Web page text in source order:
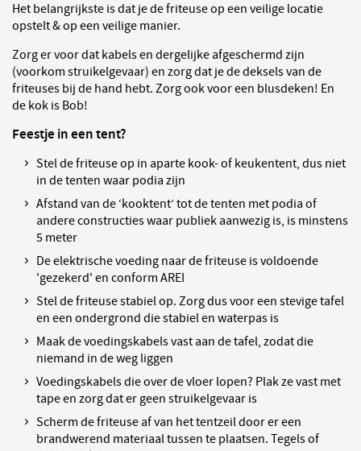
Het belangrijkste is dat je de friteuse op een veilige locatie
opstelt & op een veilige manier.
Zorg er voor dat kabels en dergelijke afgeschermd zijn
(voorkom struikelgevaar) en zorg dat je de deksels van de
friteuses bij de hand hebt. Zorg ook voor een blusdeken! En
de kok is Bob!
Feestje in een tent?
Stel de friteuse op in aparte kook- of keukentent, dus niet
in de tenten waar podia zijn
Afstand van de ‘kooktent’ tot de tenten met podia of
andere constructies waar publiek aanwezig is, is minstens
5 meter
De elektrische voeding naar de friteuse is voldoende
'gezekerd' en conform AREI
Stel de friteuse stabiel op. Zorg dus voor een stevige tafel
en een ondergrond die stabiel en waterpas is
Maak de voedingskabels vast aan de tafel, zodat die
niemand in de weg liggen
Voedingskabels die over de vloer lopen? Plak ze vast met
tape en zorg dat er geen struikelgevaar is
Scherm de friteuse af van het tentzeil door er een
brandwerend materiaal tussen te plaatsen. Tegels of